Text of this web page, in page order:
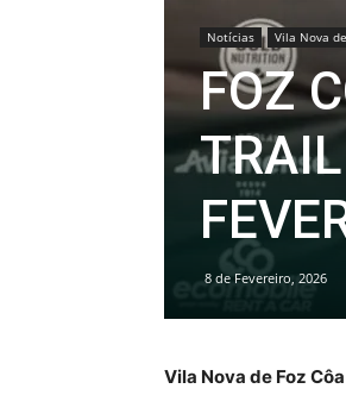
Notícias Vila Nova
FOZ
8 de Fevereiro, 2026
Vila Nova de Foz